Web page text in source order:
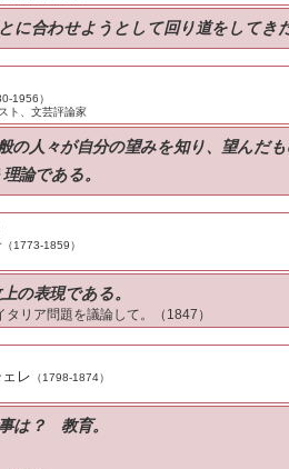
に合わせようとして回り道をしてき
1956）
ト、文芸評論家
の人々が自分の望みを知り、望んだ
論である。
（1773-1859）
の表現である。
リア問題を議論して。（1847）
レ （1798-1874）
は？ 教育。